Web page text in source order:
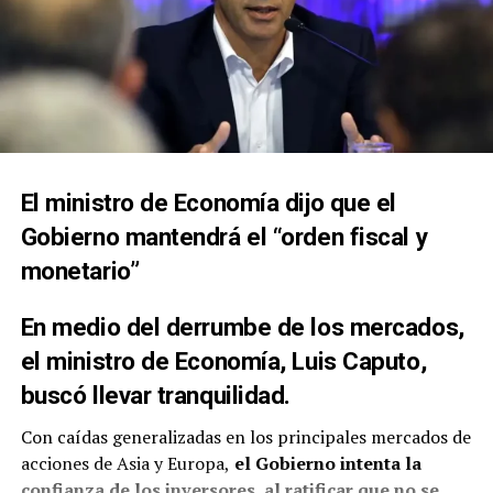
Al desglosar el informe por rubros, el que más aumentó
en febrero en Neuquén
fue Educación (7,4%)
ubicaronVivienda, agua, electricidad y otros
combustibles (4,1%), Alimentos y bebidas no
alcohólicas (3,8%), Salud (3,5%) y Bienes y servicios
puestos.
Por el contrario, los que menos subieron
fueronBebidas alcohólicas y tabaco (1,8%),
Prendas de vestir y calzado (0,4%).
Inflación en Neuquén: qué había
pasado en enero
Durante enero el sector que más subió fue Restaurantes
El ministro de Economía dijo que el
Gobierno mantendrá el “orden fiscal y
monetario”
En medio del derrumbe de los mercados,
el ministro de Economía, Luis Caputo,
buscó llevar tranquilidad.
Con caídas generalizadas en los principales mercados de
acciones de Asia y Europa, el Gobierno intenta la